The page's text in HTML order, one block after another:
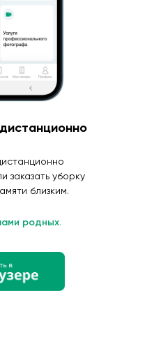
заказать уборку
близким.
родных.